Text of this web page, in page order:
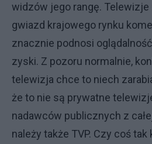
widzów jego rangę. Telewizje
gwiazd krajowego rynku
znacznie podnosi
zyski. Z pozoru normalnie,
telewizja chce to niech
że to nie są prywatne
nadawców publicznych z
należy także TVP. Czy coś